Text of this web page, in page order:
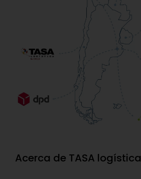
Acerca de TASA logística